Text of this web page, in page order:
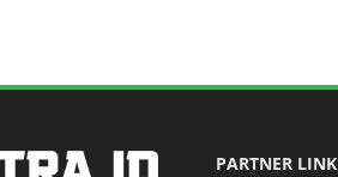
PARTNER LINK